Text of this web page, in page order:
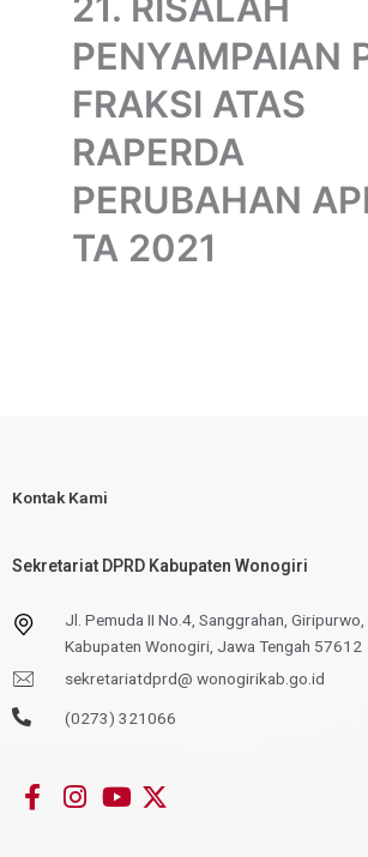
PENYAMPAIAN
FRAKSI ATAS
RAPERDA
PERUBAHAN
TA 2021
Kontak Kami
Sekretariat DPRD Kabupaten Wonogiri
Jl. Pemuda II No.4, Sanggrahan, Giripurwo,
Kabupaten Wonogiri, Jawa Tengah 57612
sekretariatdprd@ wonogirikab.go.id
(0273) 321066